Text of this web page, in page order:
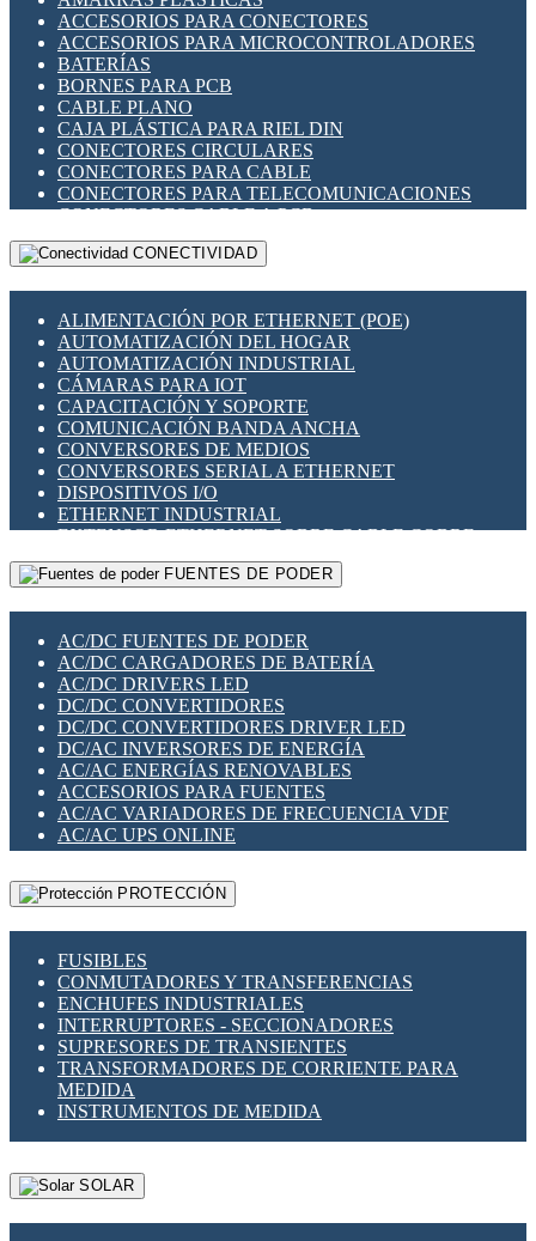
INDICADORES PARA PANEL
INTERFACES DE RELÉ
INTERRUPTORES FIN DE CARRERA
LLAVES CONMUTADORAS
MEDIDORES DE ENERGÍA Y TC'S DE CORRIENTE
MOTORES PASO A PASO
PANTALLAS HMI
PLC -CONTROLADORES LÓGICO PROGRAMABLES
PROGRAMADORES DE HORARIO
RELÉS DE PROTECCIÓN
SENSORES CAPACITIVOS
SENSORES INDUCTIVOS
TEMPORIZADORES
VARIACS
VARIADORES DE FRECUENCIA [VDF]
SECCIONADORES - INTERRUPTORES
MAQUINARIA
ACCESORIOS PARA CONECTORES
ACCESORIOS PARA MICROCONTROLADORES
BATERÍAS
BORNES PARA PCB
CABLE PLANO
CAJA PLÁSTICA PARA RIEL DIN
CONECTORES CIRCULARES
CONECTORES PARA CABLE
CONECTORES PARA TELECOMUNICACIONES
CONECTORES CABLE A PCB
CONECTORES PCB A CABLE
DIP SWITCHES
HERRAMIENTAS VARIAS
ILUMINACIÓN LED
INTERRUPTORES REED
INTERFACES DE RELÉ
OTROS RELÉS
PROTECCIÓN TÉRMICA
RELÉS AUTOMOTRICES
RELÉS DE SEÑAL
RELÉS DE ESTADO SÓLIDO SSR
RELÉS INDUSTRIALES
RELÉS MINIATURA DE POTENCIA
SENSORES MAGNÉTICOS
SWITCH Y MICROSWITCH
TARJETAS PI
UNIÓN Y DERIVACIÓN DE CABLE
CONECTIVIDAD
ALIMENTACIÓN POR ETHERNET (POE)
AUTOMATIZACIÓN DEL HOGAR
AUTOMATIZACIÓN INDUSTRIAL
CÁMARAS PARA IOT
CAPACITACIÓN Y SOPORTE
COMUNICACIÓN BANDA ANCHA
CONVERSORES DE MEDIOS
CONVERSORES SERIAL A ETHERNET
DISPOSITIVOS I/O
ETHERNET INDUSTRIAL
EXTENSOR ETHERNET SOBRE CABLE COBRE
GATEWAY LORAWAN
GESTIÓN DE REDES
PLACAS MODULARES IOT
SWITCHES Y REDES WIFI
SOLUCIONES IOT
SOLUCIONES LORAWAN
SOLUCIONES RED CELULAR
SEGURIDAD PARA REDES
SWITCHES LAN
TELEFONÍA IP (VOIP)
VIGILANCIA IP (CCTV)
MESHTASTIC
FUENTES DE PODER
AC/DC FUENTES DE PODER
AC/DC CARGADORES DE BATERÍA
AC/DC DRIVERS LED
DC/DC CONVERTIDORES
DC/DC CONVERTIDORES DRIVER LED
DC/AC INVERSORES DE ENERGÍA
AC/AC ENERGÍAS RENOVABLES
ACCESORIOS PARA FUENTES
AC/AC VARIADORES DE FRECUENCIA VDF
AC/AC UPS ONLINE
PROTECCIÓN
FUSIBLES
CONMUTADORES Y TRANSFERENCIAS
ENCHUFES INDUSTRIALES
INTERRUPTORES - SECCIONADORES
SUPRESORES DE TRANSIENTES
TRANSFORMADORES DE CORRIENTE PARA
MEDIDA
INSTRUMENTOS DE MEDIDA
SOLAR